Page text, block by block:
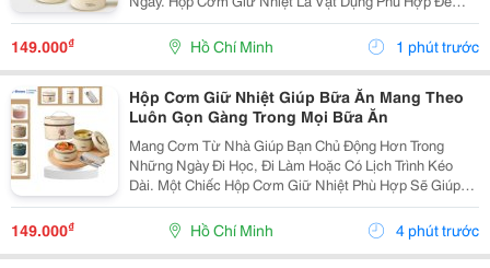
Mang Theo Cơm Và Các Món Ăn Kèm Khi Đi Học, Đi
Làm Hoặc Tham Gia Những Chuyến Đi. Chọn Hộp Theo
149.000₫ Hồ Chí Minh 1 phút trước
Hộp Cơm Giữ Nhiệt Giúp Bữa Ăn Mang Theo
Luôn Gọn Gàng Trong Mọi Bữa Ăn
Mang Cơm Từ Nhà Giúp Bạn Chủ Động Hơn Trong
Những Ngày Đi Học, Đi Làm Hoặc Có Lịch Trình Kéo
Dài. Một Chiếc Hộp Cơm Giữ Nhiệt Phù Hợp Sẽ Giúp
Việc Sắp Xếp Món Ăn Trở Nên Gọn Gàng, Thuận Tiện
Mang Theo Và Dễ Dàng Sử Dụng Trong Ngày. Lựa Chọn
149.000₫ Hồ Chí Minh 4 phút trước